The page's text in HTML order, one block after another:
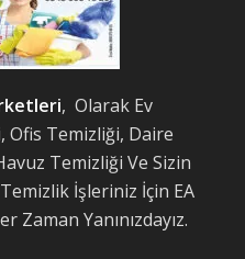
, Olarak Ev
Ofis Temizliği, Daire
Temizliği Ve Sizin
İşleriniz İçin EA
Zaman Yanınızdayız.